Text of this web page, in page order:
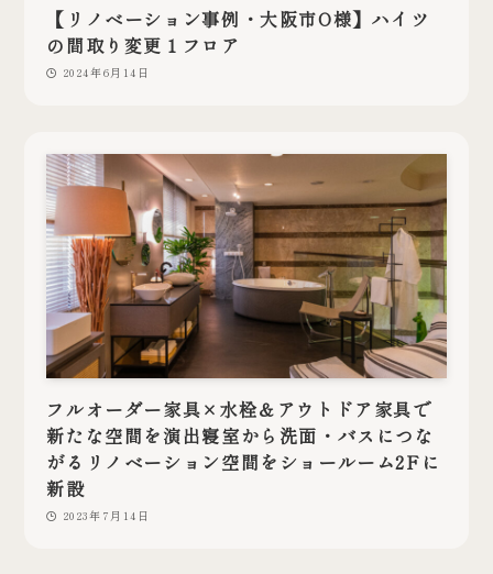
【リノベーション事例・大阪市O様】ハイツ
の間取り変更１フロア
2024年6月14日
フルオーダー家具×水栓＆アウトドア家具で
新たな空間を演出寝室から洗面・バスにつな
がるリノベーション空間をショールーム2Fに
新設
2023年7月14日